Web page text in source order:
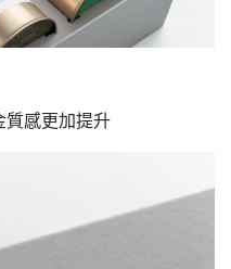
質感更加提升